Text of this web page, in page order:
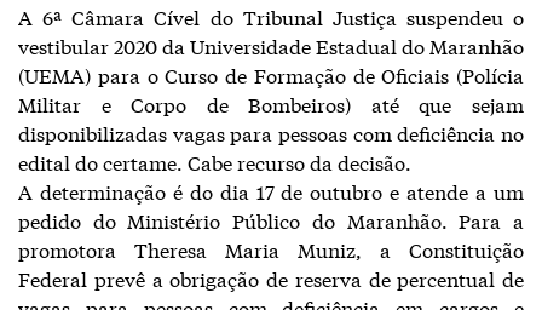
A 6ª Câmara Cível do Tribunal Justiça suspendeu o
vestibular 2020 da Universidade Estadual do Maranhão
(UEMA) para o Curso de Formação de Oficiais (Polícia
Militar e Corpo de Bombeiros) até que sejam
disponibilizadas vagas para pessoas com deficiência no
edital do certame. Cabe recurso da decisão.
A determinação é do dia 17 de outubro e atende a um
pedido do Ministério Público do Maranhão. Para a
promotora Theresa Maria Muniz, a Constituição
Federal prevê a obrigação de reserva de percentual de